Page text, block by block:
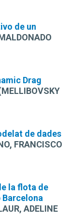
de un
Drag
de dades
FRANCISCO
la flota de
ADELINE